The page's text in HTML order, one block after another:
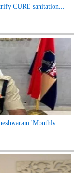
CURE sanitation...
'Monthly